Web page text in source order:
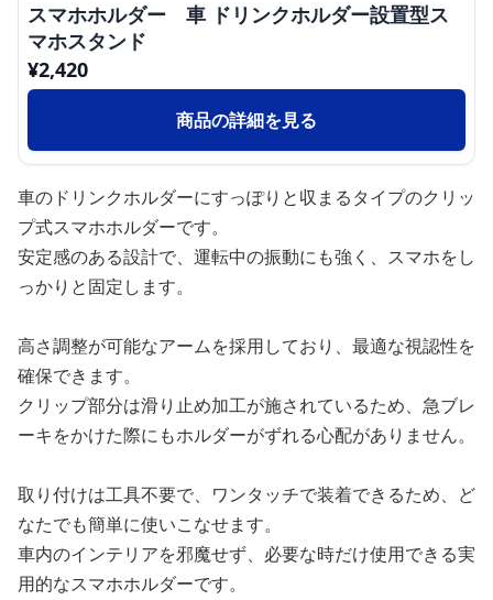
スマホホルダー 車 ドリンクホルダー設置型ス
マホスタンド
¥2,420
商品の詳細を見る
車のドリンクホルダーにすっぽりと収まるタイプのクリッ
プ式スマホホルダーです。
安定感のある設計で、運転中の振動にも強く、スマホをし
っかりと固定します。
高さ調整が可能なアームを採用しており、最適な視認性を
確保できます。
クリップ部分は滑り止め加工が施されているため、急ブレ
ーキをかけた際にもホルダーがずれる心配がありません。
取り付けは工具不要で、ワンタッチで装着できるため、ど
なたでも簡単に使いこなせます。
車内のインテリアを邪魔せず、必要な時だけ使用できる実
用的なスマホホルダーです。